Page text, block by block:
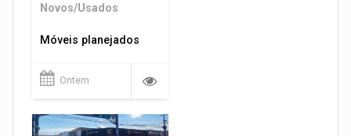
Novos/Usados
Móveis planejados
Ontem